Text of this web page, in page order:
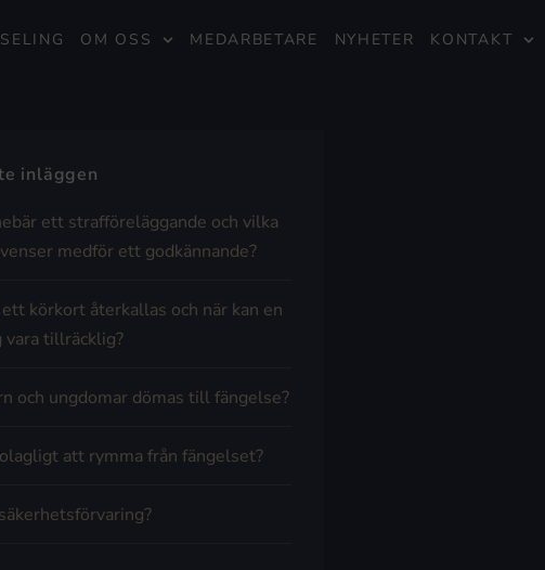
OM OSS MEDARBETARE NYHETER KONTAKT
inläggen
ett strafföreläggande och vilka
medför ett godkännande?
körkort återkallas och när kan en
vara tillräcklig?
och ungdomar dömas till fängelse?
att rymma från fängelset?